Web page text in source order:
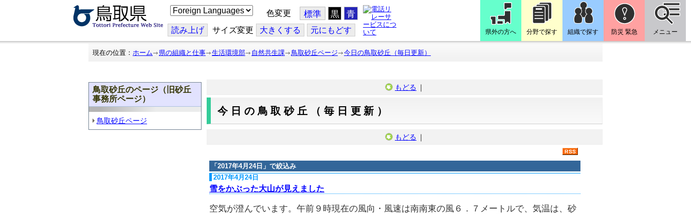
こ
の
ジ
を
翻
色変更 標準 黒 青
読み上げ サイズ変更 大きくする 元にもどす 県外の方へ 分野で探す 組織で探す 防災 緊急 メニュー
現在の位置： ホーム 県の組織と仕事 生活環境部 自然共生課 鳥取砂丘ページ 今日の鳥取砂丘（毎日更新）
鳥取砂丘のページ（旧砂丘
事務所ページ）
鳥取砂丘ページ
もどる ｜
今日の鳥取砂丘（毎日更新）
もどる ｜
「 2017年4月24日 」で絞込み
2017年4月24日
雪をかぶった大山が見えました
空気が澄んでいます。午前９時現在の風向・風速は南南東の風６．７メートルで、気温は、砂